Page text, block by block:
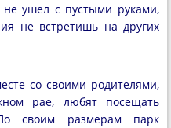
ушел с пустыми руками,
не встретишь на других
со своими родителями,
рае, любят посещать
своим размерам парк